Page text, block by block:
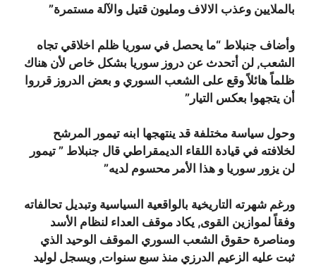
بالملايين وعذب الالاف ومليون قتيل والآلة مستمرة”
وأضاف جنبلاط “ما يحصل في سوريا ظلم اخلاقي تجاه
الشعب, لن أتحدث عن دروز سوريا بشكل خاص لأن هناك
ظلماً هائلاً وقع على الشعب السوري و بعض الدروز قرروا
أن يتجهوا بعكس التيار”
وحول سياسة مختلفة قد ينتهجها ابنه تيمور المرشح
لخلافته في قيادة اللقاء الديمقراطي قال جنبلاط ” تيمور
لن يزور سوريا و هذا الأمر محسوم لديه”
ورغم شهرته التاريخية بالواقعية السياسية وتبديل تحالفاته
وفقاً لموازين القوى, يكاد موقف العداء لنظام الأسد
ومناصرة حقوق الشعب السوري الموقف الوحيد الذي
ثبت عليه الزعيم الدرزي منذ سبع سنوات, ويسجل لوليد